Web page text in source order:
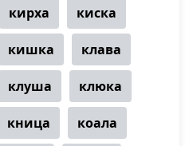
кирха киска
кишка клава
клуша клюка
кница коала